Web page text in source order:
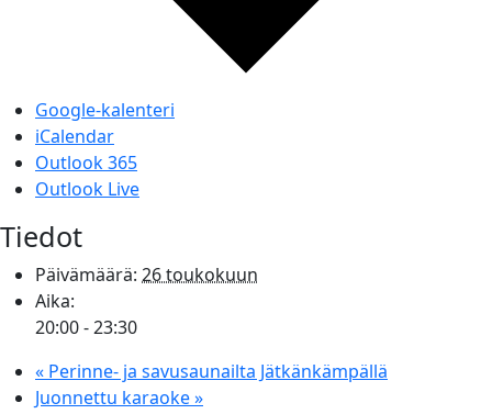
Google-kalenteri
iCalendar
Outlook 365
Outlook Live
Tiedot
Päivämäärä: 26 toukokuun
Aika:
20:00 - 23:30
« Perinne- ja savusaunailta Jätkänkämpällä
Juonnettu karaoke»